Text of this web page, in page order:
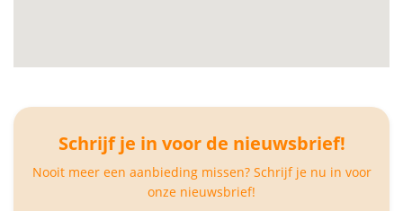
Schrijf je in voor de nieuwsbrief!
Nooit meer een aanbieding missen? Schrijf je nu in voor
onze nieuwsbrief!